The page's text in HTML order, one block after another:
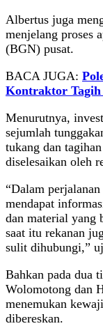
Albertus juga
menjelang proses
(BGN) pusat.
BACA JUGA:
Kontraktor
Menurutnya,
sejumlah
tukang dan
diselesaikan oleh
“Dalam
mendapat
dan material yang
saat itu rekanan
sulit dihubungi,”
Bahkan pada dua
Wolomotong dan
menemukan
dibereskan.